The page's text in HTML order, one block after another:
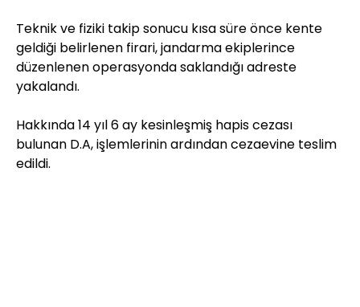
Teknik ve fiziki takip sonucu kısa süre önce kente
geldiği belirlenen firari, jandarma ekiplerince
düzenlenen operasyonda saklandığı adreste
yakalandı.
Hakkında 14 yıl 6 ay kesinleşmiş hapis cezası
bulunan D.A, işlemlerinin ardından cezaevine teslim
edildi.